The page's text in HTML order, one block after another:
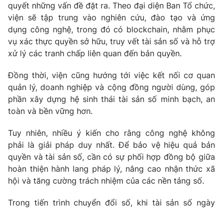
quyết những vấn đề đặt ra. Theo đại diện Ban Tổ chức,
viện sẽ tập trung vào nghiên cứu, đào tạo và ứng
dụng công nghệ, trong đó có blockchain, nhằm phục
vụ xác thực quyền sở hữu, truy vết tài sản số và hỗ trợ
xử lý các tranh chấp liên quan đến bản quyền.
Đồng thời, viện cũng hướng tới việc kết nối cơ quan
quản lý, doanh nghiệp và cộng đồng người dùng, góp
phần xây dựng hệ sinh thái tài sản số minh bạch, an
toàn và bền vững hơn.
Tuy nhiên, nhiều ý kiến cho rằng công nghệ không
phải là giải pháp duy nhất. Để bảo vệ hiệu quả bản
quyền và tài sản số, cần có sự phối hợp đồng bộ giữa
hoàn thiện hành lang pháp lý, nâng cao nhận thức xã
hội và tăng cường trách nhiệm của các nền tảng số.
Trong tiến trình chuyển đổi số, khi tài sản số ngày